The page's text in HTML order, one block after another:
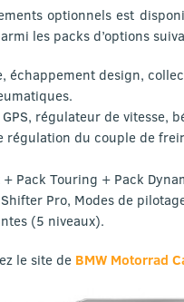
optionnels est
les packs d’options
échappement design,
régulateur de vitesse,
régulation du couple de
Pack Touring + Pack
Pro, Modes de
(5 niveaux).
le site de BMW Motorrad